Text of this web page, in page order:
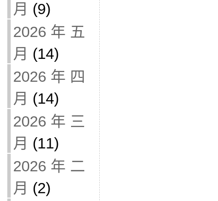
月 (9)
2026 年 五
月 (14)
2026 年 四
月 (14)
2026 年 三
月 (11)
2026 年 二
月 (2)